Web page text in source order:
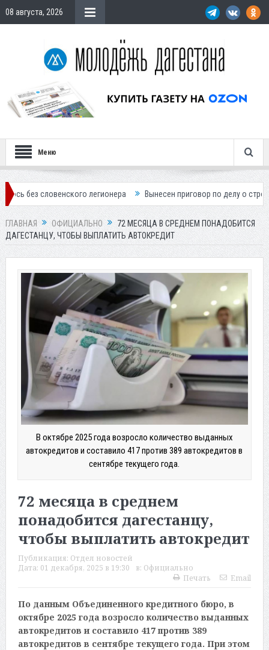
08 августа, 2026
Меню
легионера Вынесен приговор по делу о строительстве
ГЛАВНАЯ ОФИЦИАЛЬНО
72 МЕСЯЦА В СРЕДНЕМ ПОНАДОБИТСЯ
ДАГЕСТАНЦУ, ЧТОБЫ ВЫПЛАТИТЬ АВТОКРЕДИТ
В октябре 2025 года возросло количество выданных
автокредитов и составило 417 против 389 автокредитов в
сентябре текущего года.
72 месяца в среднем
понадобится дагестанцу,
чтобы выплатить автокредит
Публикация: Отдел новостей
Дата: 01 декабря, 2025 в 19:30 в: Официально
Печать
Email
По данным Объединенного кредитного бюро, в
октябре 2025 года возросло количество выданных
автокредитов и составило 417 против 389
автокредитов в сентябре текущего года. При этом